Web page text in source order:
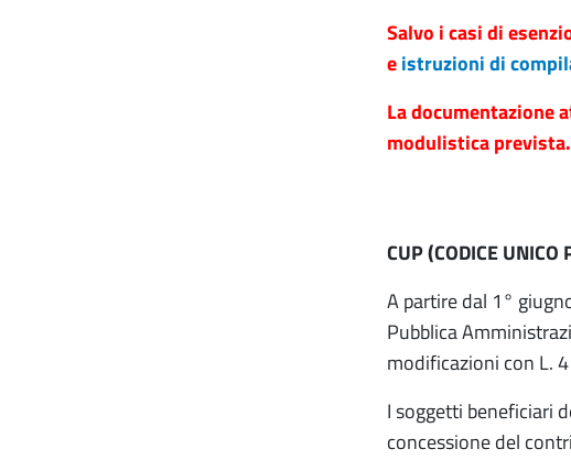
Salvo i casi di
eistruzioni di
La documentazione
modulistica prevista.
CUP (CODICE UNICO
A partire dal 1°
Pubblica
modificazioni con L.
I soggetti beneficiari
concessione del